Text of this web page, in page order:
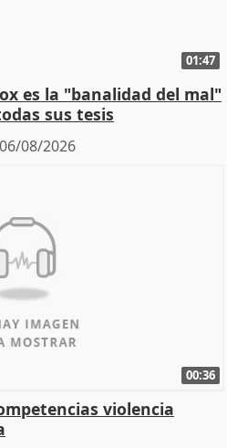
01:47
es la "banalidad del mal"
sus tesis
06/08/2026
00:36
violencia